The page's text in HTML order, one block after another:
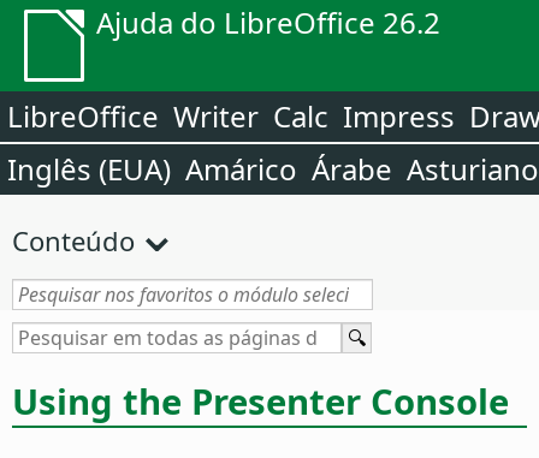
Ajuda do LibreOffice 26.2
LibreOffice Writer Calc Impress
Inglês (EUA) Amárico Árabe Asturiano
Conteúdo
Using the Presenter Console